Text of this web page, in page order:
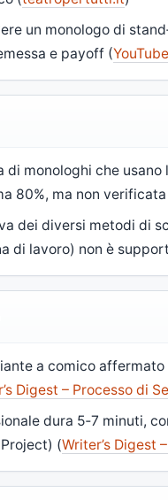
un monologo di
e payoff (
di monologhi che
80%, ma non
dei diversi metodi di
di lavoro) non è
a comico affermato
Digest – Processo di
dura 5‑7 minuti,
(Writer’s Digest